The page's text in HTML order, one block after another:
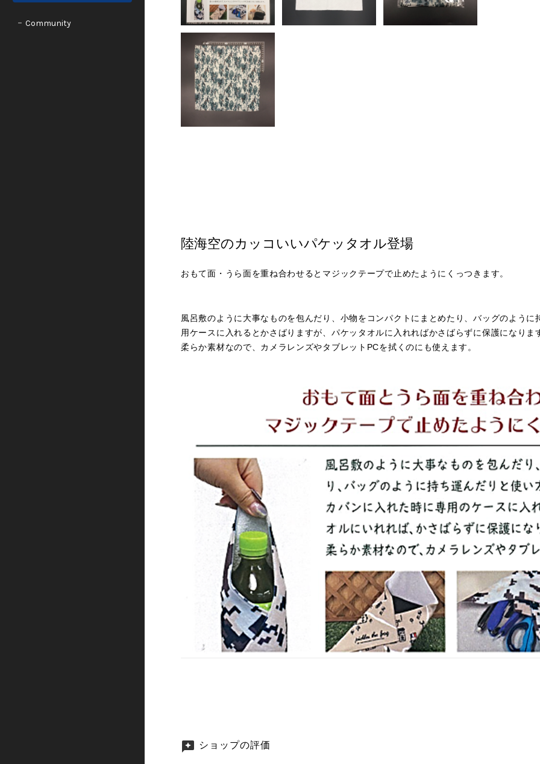
Community
陸海空のカッコいいパケッタオル登場
おもて面・うら面を重ね合わせるとマジックテープで止めたようにくっつきます。
風呂敷のように大事なものを包んだり、小物をコンパクトにまとめたり、バッグのよう
用ケースに入れるとかさばりますが、パケッタオルに入れればかさばらずに保護になりま
柔らか素材なので、カメラレンズやタブレットPCを拭くのにも使えます。
ショップの評価